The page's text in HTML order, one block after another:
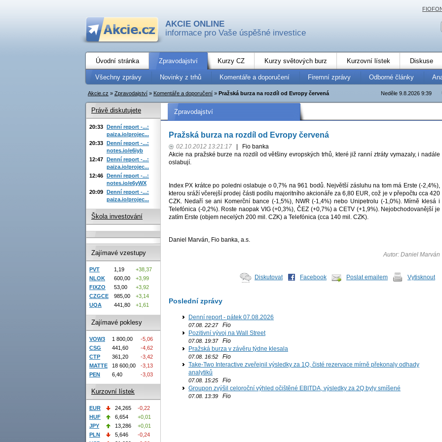
AKCIE ONLINE
informace pro Vaše úspěšné investice
Úvodní stránka Zpravodajství Kurzy CZ Kurzy světových burz Kurzovní lístek Diskuse
Všechny zprávy Novinky z trhů Komentáře a doporučení Firemní zprávy Odborné články
Neděle 9.8.2026 9:39
Akcie.cz » Zpravodajství » Komentáře a doporučení » Pražská burza na rozdíl od Evropy červená
Zpravodajství
Pražská burza na rozdíl od Evropy červená
02.10.2012 13:21:17
Fio banka
Akcie na pražské burze na rozdíl od většiny evropských trhů, které již ranní ztráty vymazaly, i nadále
oslabují.
Index PX krátce po poledni oslabuje o 0,7% na 961 bodů. Největší zásluhu na tom má Erste (-2,4%),
kterou sráží včerejší prodej části podílu majoritního akcionáře za 6,80 EUR, což je v přepočtu cca 420
CZK. Nedaří se ani Komerční bance (-1,5%), NWR (-1,4%) nebo Unipetrolu (-1,0%). Mírně klesá i
Telefónica (-0,2%). Roste naopak VIG (+0,3%), ČEZ (+0,7%) a CETV (+1,9%). Nejobchodovanější je
zatím Erste (objem necelých 200 mil. CZK) a Telefónica (cca 140 mil. CZK).
Daniel Marván, Fio banka, a.s.
Autor: Daniel Marván
Diskutovat Facebook Poslat emailem Vytisknout
Poslední zprávy
Denní report - pátek 07.08.2026
07.08. 22:27Fio
Pozitivní vývoj na Wall Street
07.08. 19:37Fio
Pražská burza v závěru týdne klesala
07.08. 16:52 Fio
Take-Two Interactive zveřejnil výsledky za 1Q, čisté rezervace mírně překonaly odhady
analytiků
07.08. 15:25 Fio
Groupon zvýšil celoroční výhled očištěné EBITDA, výsledky za 2Q byly smíšené
07.08. 13:39 Fio
Právě diskutujete
20:33 Denní report -...:
paiza.io/projec...
20:33 Denní report -...:
notes.io/e6iyb
12:47 Denní report -...:
paiza.io/projec...
12:46 Denní report -...:
notes.io/e6yWX
20:09 Denní report -...:
paiza.io/projec...
Škola investování
Zajímavé vzestupy
PVT 1,19
+38,37
NLOK
600,00
+3,99
FIXZO
53,00
+3,92
CZGCE
985,00
+3,14
UQA
441,80 +1,61
Zajímavé poklesy
VOW3 1 800,00
-5,06
CSG
441,60
-4,62
CTP
361,20
-3,42
MATTE
18 600,00
-3,13
PEN
6,40 -3,03
Kurzovní lístek
EUR 24,265
-0,22
HUF
6,654
+0,01
JPY
13,286
+0,01
PLN
5,646
-0,24